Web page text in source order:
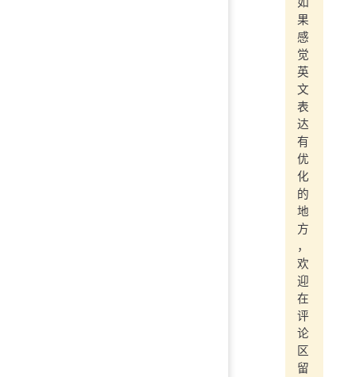
果
感
觉
英
文
表
达
有
优
化
的
地
方
，
欢
迎
在
评
论
区
留